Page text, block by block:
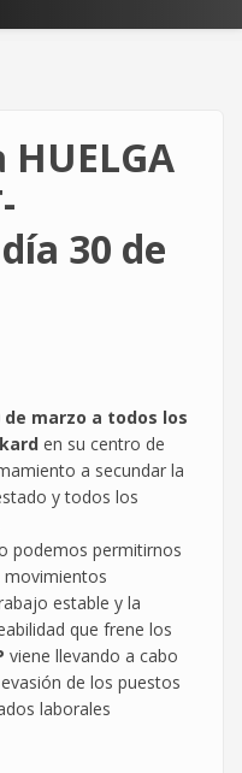
HUELGA
30 de
de marzo a todos los
en su centro de
a secundar la
y todos los
podemos permitirnos
movimientos
estable y la
que frene los
viene llevando a cabo
de los puestos
laborales